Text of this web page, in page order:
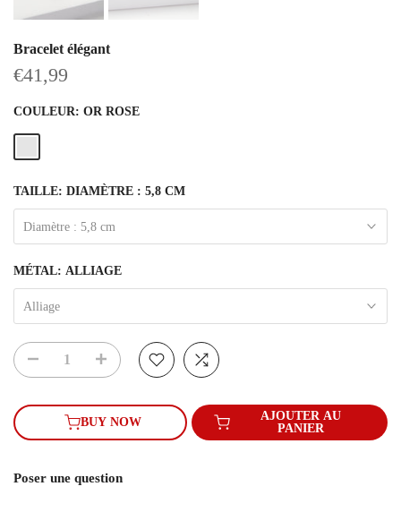
Bracelet élégant
€41,99
COULEUR: OR ROSE
TAILLE: DIAMÈTRE : 5,8 CM
Diamètre : 5,8 cm
MÉTAL: ALLIAGE
Alliage
BUY NOW
AJOUTER AU
PANIER
Poser une question